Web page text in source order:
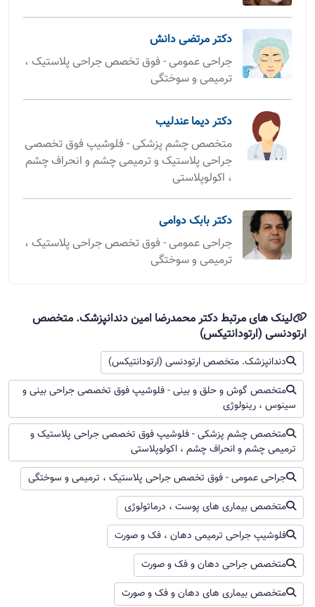
دکتر مرتضی دانش
جراحی عمومی - فوق تخصص جراحی پلاستیک ،
ترمیمی و سوختگی
دکتر دیما عندلیب
متخصص چشم پزشکی - فلوشیپ فوق تخصصی
جراحی پلاستیک و ترمیمی چشم و انحراف چشم
، اکولوپلاستی
دکتر بابک دوامی
جراحی عمومی - فوق تخصص جراحی پلاستیک ،
ترمیمی و سوختگی
لینک های مرتبط دکتر محمدرضا امین دندانپزشک. متخصص
ارتودنسی (ارتودانتیکس)
دندانپزشک. متخصص ارتودنسی (ارتودانتیکس)
متخصص گوش و حلق و بینی - فلوشیپ فوق تخصصی جراحی بینی و
سینوس ، رینولوژی
متخصص چشم پزشکی - فلوشیپ فوق تخصصی جراحی پلاستیک و
ترمیمی چشم و انحراف چشم ، اکولوپلاستی
جراحی عمومی - فوق تخصص جراحی پلاستیک ، ترمیمی و سوختگی
متخصص بیماری های پوست ، درماتولوژی
فلوشیپ جراحی ترمیمی دهان ، فک و صورت
متخصص جراحی دهان و فک و صورت
متخصص بیماری های دهان و فک و صورت